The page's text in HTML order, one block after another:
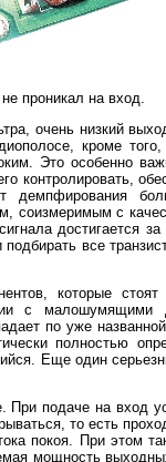
проникал на вход.
очень низкий
кроме
Это особенно
демпфирования
соизмеримым с
достигается
все
которые
с малошумящими
по уже
полностью
Еще один
подаче на вход
то есть
покоя. При этом
мощность